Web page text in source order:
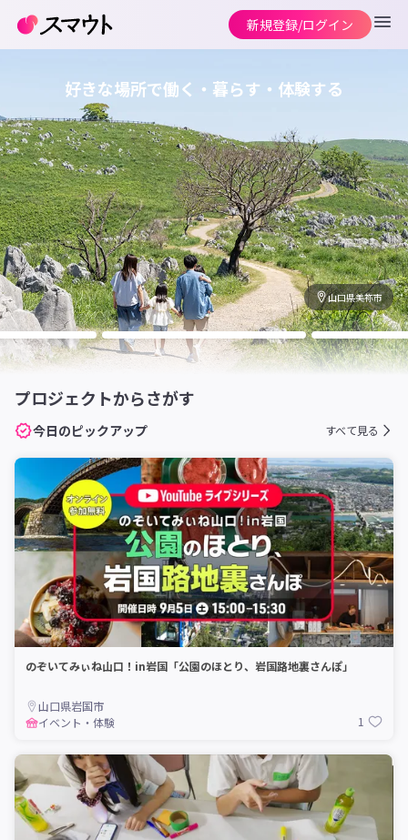
新規登録/ログイン
山口県美祢市
好きな場所で働く・暮らす・体験する
プロジェクトからさがす
今日のピックアップ すべて見る
のぞいてみぃね山口！in岩国「公園のほとり、岩国路地裏さんぽ」
山口県岩国市
イベント・体験
1